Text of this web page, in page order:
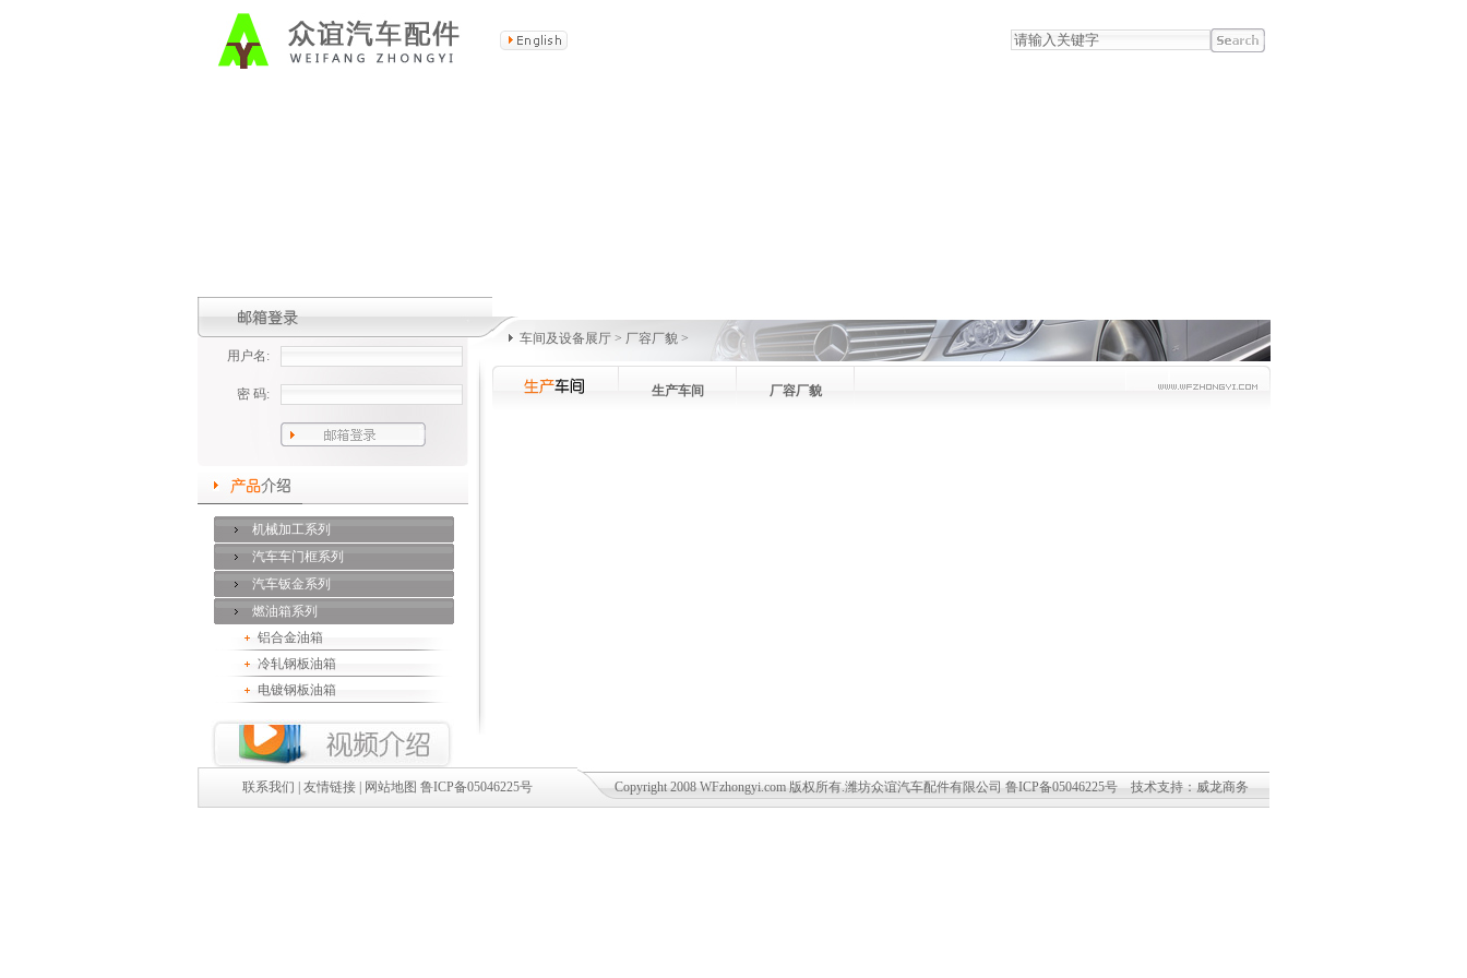
用户名:
密 码:
机械加工系列
汽车车门框系列
汽车钣金系列
燃油箱系列
铝合金油箱
冷轧钢板油箱
电镀钢板油箱
车间及设备展厅> 厂容厂貌 >
生产车间 厂容厂貌
联系我们 友情链接| 网站地图 鲁ICP备05046225号 Copyright 2008 WFzhongyi.com 版权所有.潍坊众谊汽车配件有限公司 鲁ICP备05046225号技术支持： 威龙商务